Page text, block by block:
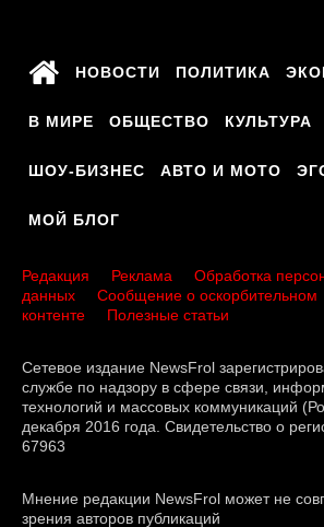
НОВОСТИ ПОЛИТИКА
В МИРЕ ОБЩЕСТВО КУЛЬТУРА
ШОУ-БИЗНЕС АВТО И МОТО
МОЙ БЛОГ
Редакция Реклама
Обработка
данных
Сообщение о оскорбительном
контенте
Полезные статьи
Сетевое издание NewsFrol
службе по надзору в сфере связи,
технологий и массовых коммуникаций
декабря 2016 года. Свидетельство о
67963
Мнение редакции NewsFrol может не
зрения авторов публикаций